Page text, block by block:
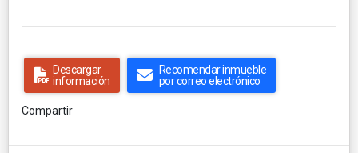
Descargar
información
Recomendar inmueble
por correo electrónico
Compartir